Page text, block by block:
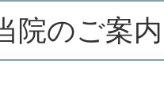
院のご案内